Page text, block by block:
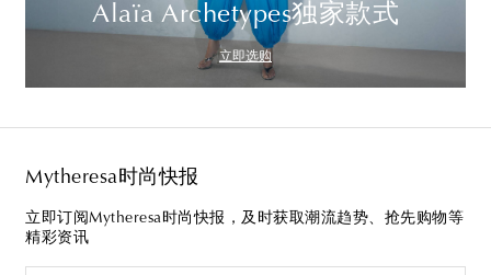
Alaïa Archetypes独家款式
立即选购
Mytheresa时尚快报
立即订阅Mytheresa时尚快报，及时获取潮流趋势、抢先购物等
精彩资讯